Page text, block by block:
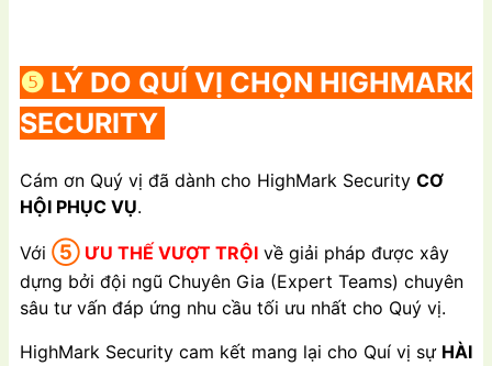
❺ LÝ DO QUÍ VỊ CHỌN HIGHMARK
SECURITY
Cám ơn Quý vị đã dành cho HighMark Security CƠ
HỘI PHỤC VỤ.
Với ⑤ ƯU THẾ VƯỢT TRỘI về giải pháp được xây
dựng bởi đội ngũ Chuyên Gia (Expert Teams) chuyên
sâu tư vấn đáp ứng nhu cầu tối ưu nhất cho Quý vị.
HighMark Security cam kết mang lại cho Quí vị sự HÀI